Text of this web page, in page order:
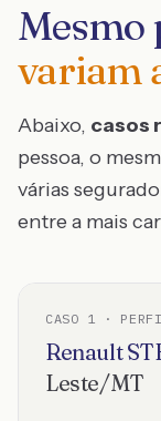
Mesmo
variam
Abaixo, casos
pessoa, o
várias
entre a mais
CASO 1 ·
Renault
Leste/MT